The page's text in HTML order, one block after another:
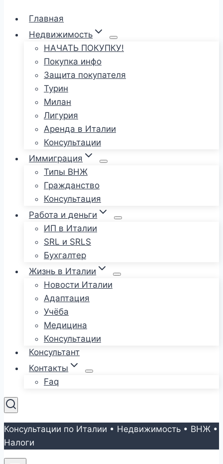
Главная
Недвижимость
НАЧАТЬ ПОКУПКУ!
Покупка инфо
Защита покупателя
Турин
Милан
Лигурия
Аренда в Италии
Консультации
Иммиграция
Типы ВНЖ
Гражданство
Консультация
Работа и деньги
ИП в Италии
SRL и SRLS
Бухгалтер
Жизнь в Италии
Новости Италии
Адаптация
Учёба
Медицина
Консультации
Консультант
Контакты
Faq
Консультации по Италии • Недвижимость • ВНЖ •
Налоги